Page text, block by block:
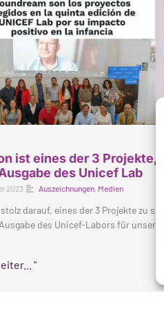
ist eines der 3 Projekte,
des Unicef Lab
2023 Auszeichnungen, Medien
darauf, eines der 3 Projekte zu
des Unicef-Labors für unsere
"